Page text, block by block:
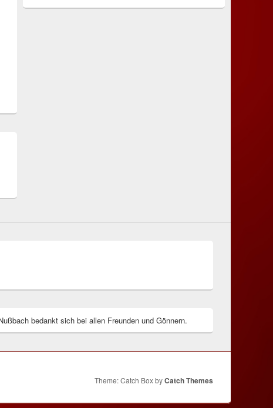
bedankt sich bei allen Freunden und Gönnern.
Theme: Catch Box byCatch Themes